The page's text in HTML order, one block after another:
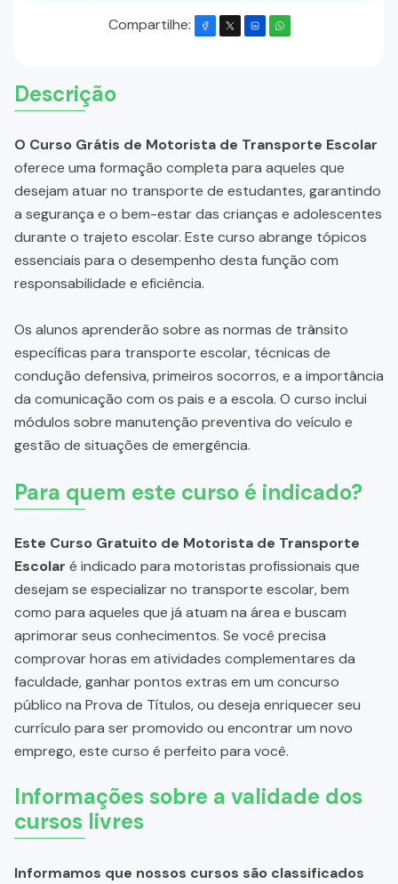
Compartilhe:
Descrição
O Curso Grátis de Motorista de Transporte Escolar
oferece uma formação completa para aqueles que
desejam atuar no transporte de estudantes, garantindo
a segurança e o bem-estar das crianças e adolescentes
durante o trajeto escolar. Este curso abrange tópicos
essenciais para o desempenho desta função com
responsabilidade e eficiência.
Os alunos aprenderão sobre as normas de trânsito
específicas para transporte escolar, técnicas de
condução defensiva, primeiros socorros, e a importância
da comunicação com os pais e a escola. O curso inclui
módulos sobre manutenção preventiva do veículo e
gestão de situações de emergência.
Para quem este curso é indicado?
Este Curso Gratuito de Motorista de Transporte
Escolar é indicado para motoristas profissionais que
desejam se especializar no transporte escolar, bem
como para aqueles que já atuam na área e buscam
aprimorar seus conhecimentos. Se você precisa
comprovar horas em atividades complementares da
faculdade, ganhar pontos extras em um concurso
público na Prova de Títulos, ou deseja enriquecer seu
currículo para ser promovido ou encontrar um novo
emprego, este curso é perfeito para você.
Informações sobre a validade dos
cursos livres
Informamos que nossos cursos são classificados